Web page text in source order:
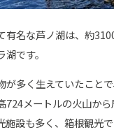
有名な芦ノ湖は、約
です。
が多く生えていたこと
724メートルの火山か
施設も多く、箱根観光